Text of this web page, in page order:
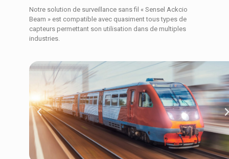
Notre solution de surveillance sans fil « Sensel Ackcio
Beam » est compatible avec quasiment tous types de
capteurs permettant son utilisation dans de multiples
industries.